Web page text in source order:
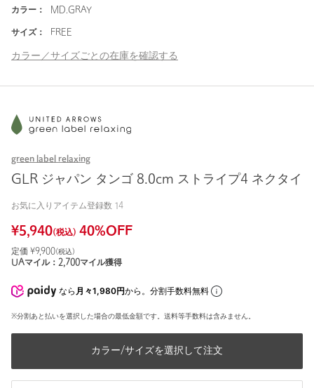
カラー： MD.GRAY
サイズ： FREE
カラー／サイズごとの在庫を確認する
green label relaxing
GLR ジャパン タンゴ 8.0cm ストライプ4 ネクタイ
お気に入りアイテム登録数 14
¥5,940(税込) 40%OFF
定価 ¥9,900(税込)
UAマイル： 2,700マイル獲得
なら 月々1,980円から。分割手数料無料
※分割あと払いを選択した場合の最低金額です。送料等手数料は含みません。
カラー/サイズを選択して注文